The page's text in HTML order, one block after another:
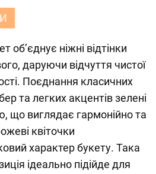
об’єднує ніжні відтінки
даруючи відчуття чистої
Поєднання класичних
та легких акцентів зелені
що виглядає гармонійно та
квіточки
характер букету. Така
ідеально підійде для